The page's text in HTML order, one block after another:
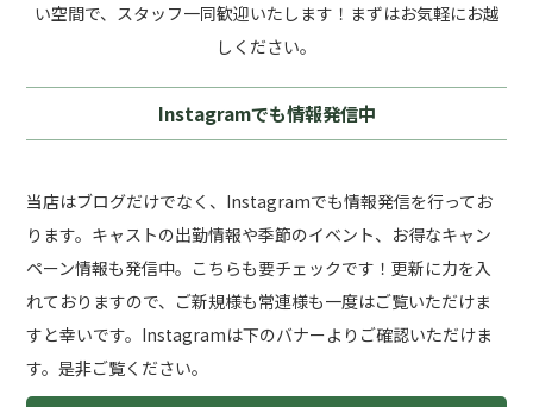
い空間で、スタッフ一同歓迎いたします！まずはお気軽にお越
しください。
Instagramでも情報発信中
当店はブログだけでなく、Instagramでも情報発信を行ってお
ります。キャストの出勤情報や季節のイベント、お得なキャン
ペーン情報も発信中。こちらも要チェックです！更新に力を入
れておりますので、ご新規様も常連様も一度はご覧いただけま
すと幸いです。Instagramは下のバナーよりご確認いただけま
す。是非ご覧ください。